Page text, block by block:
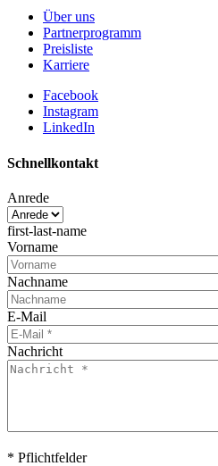
Über uns
Partnerprogramm
Preisliste
Karriere
Facebook
Instagram
LinkedIn
Schnellkontakt
Anrede
first-last-name
Vorname
Nachname
E-Mail
Nachricht
* Pflichtfelder